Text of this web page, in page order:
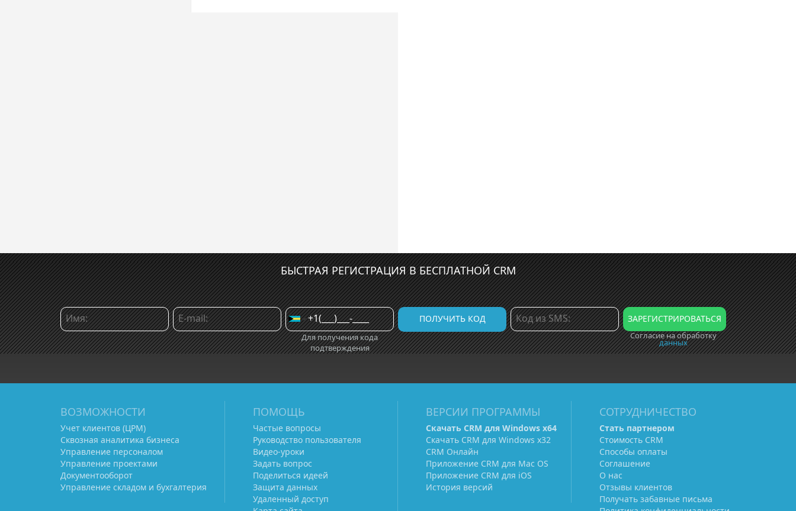
БЫСТРАЯ РЕГИСТРАЦИЯ В БЕСПЛАТНОЙ CRM
Для получения кода
подтверждения
Согласие на обработку
данных
ВОЗМОЖНОСТИ
Учет клиентов (ЦРМ)
Сквозная аналитика бизнеса
Управление персоналом
Управление проектами
Документооборот
Управление складом и бухгалтерия
ПОМОЩЬ
Частые вопросы
Руководство пользователя
Видео-уроки
Задать вопрос
Поделиться идеей
Защита данных
Удаленный доступ
ВЕРСИИ ПРОГРАММЫ
Скачать CRM для Windows х64
Скачать CRM для Windows х32
CRM Онлайн
Приложение CRM для Mac OS
Приложение CRM для iOS
История версий
СОТРУДНИЧЕСТВО
Стать партнером
Стоимость CRM
Способы оплаты
Соглашение
О нас
Отзывы клиентов
Получать забавные письма